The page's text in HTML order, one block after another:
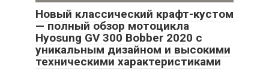
Новый классический крафт-кустом
— полный обзор мотоцикла
Hyosung GV 300 Bobber 2020 с
уникальным дизайном и высокими
техническими характеристиками